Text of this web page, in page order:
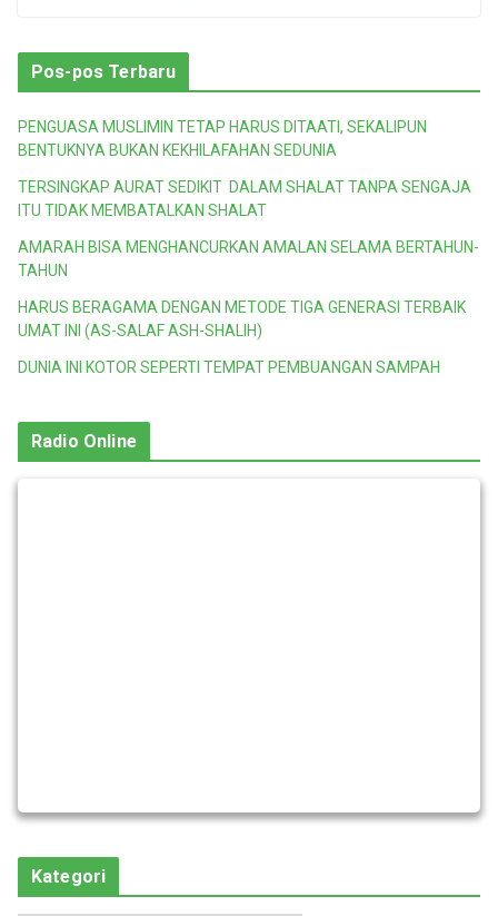
Pos-pos Terbaru
PENGUASA MUSLIMIN TETAP HARUS DITAATI, SEKALIPUN
BENTUKNYA BUKAN KEKHILAFAHAN SEDUNIA
TERSINGKAP AURAT SEDIKIT DALAM SHALAT TANPA SENGAJA
ITU TIDAK MEMBATALKAN SHALAT
AMARAH BISA MENGHANCURKAN AMALAN SELAMA BERTAHUN-
TAHUN
HARUS BERAGAMA DENGAN METODE TIGA GENERASI TERBAIK
UMAT INI (AS-SALAF ASH-SHALIH)
DUNIA INI KOTOR SEPERTI TEMPAT PEMBUANGAN SAMPAH
Radio Online
Kategori